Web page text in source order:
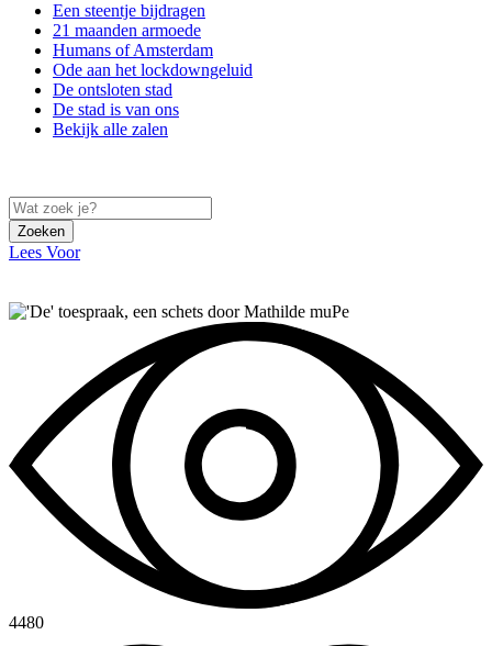
Een steentje bijdragen
21 maanden armoede
Humans of Amsterdam
Ode aan het lockdowngeluid
De ontsloten stad
De stad is van ons
Bekijk alle zalen
Zoeken
Lees Voor
4480